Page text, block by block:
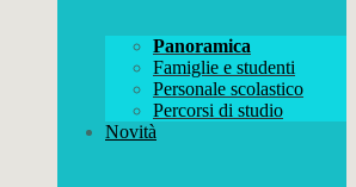
Panoramica
Famiglie e studenti
Personale scolastico
Percorsi di studio
Novità